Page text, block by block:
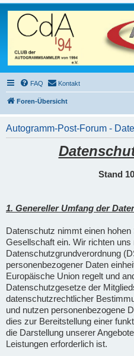
FAQ Kontakt
Foren-Übersicht
Autogramm-Post-Forum -
Stand
1. Genereller Umfang der
Datenschutz nimmt einen
Gesellschaft ein. Wir richten uns
Datenschutzgrundverordnung
personenbezogener Daten
Europäische Union regelt und
Datenschutzgesetze der
datenschutzrechtlicher
und nutzen personenbezogene
dies zur Bereitstellung einer
die Darstellung unserer
Leistungen erforderlich ist.